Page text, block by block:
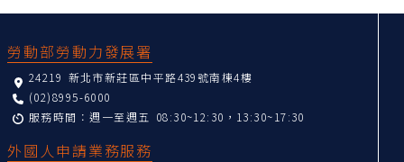
勞動部勞動力發展署
24219 新北市新莊區中平路439號南棟4樓
(02)8995-6000
服務時間：週一至週五 08:30~12:30，13:30~17:30
外國人申請業務服務